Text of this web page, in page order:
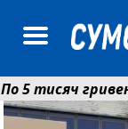
гривень
у Сумах